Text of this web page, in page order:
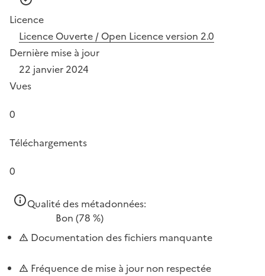
Licence
Licence Ouverte / Open Licence version 2.0
Dernière mise à jour
22 janvier 2024
Vues
0
Téléchargements
0
Qualité des métadonnées:
Bon (78 %)
Documentation des fichiers manquante
Fréquence de mise à jour non respectée